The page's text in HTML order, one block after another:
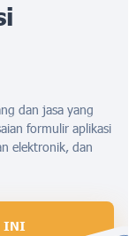
dan jasa yang
formulir aplikasi
elektronik, dan
INI